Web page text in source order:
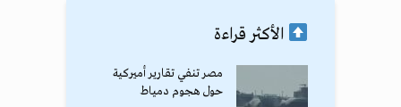
الأكثر قراءة
مصر تنفي تقارير أميركية
حول هجوم دمياط